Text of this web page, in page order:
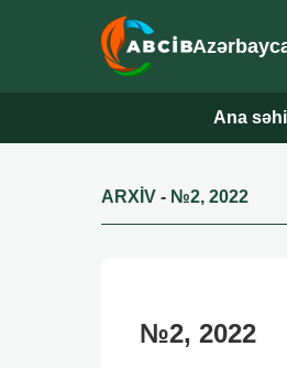
Ana
ARXİV - №2, 2022
№2, 2022